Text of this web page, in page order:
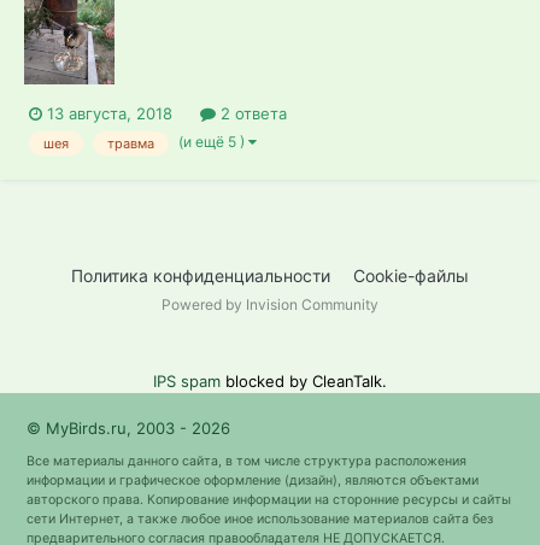
13 августа, 2018 2 ответа
шея травма (и ещё 5 )
Политика конфиденциальности Cookie-файлы
Powered by Invision Community
IPS spam blocked by CleanTalk.
© MyBirds.ru, 2003 - 2026
Все материалы данного сайта, в том числе структура расположения
информации и графическое оформление (дизайн), являются объектами
авторского права. Копирование информации на сторонние ресурсы и сайты
сети Интернет, а также любое иное использование материалов сайта без
предварительного согласия правообладателя НЕ ДОПУСКАЕТСЯ.